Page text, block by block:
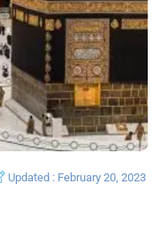
Updated : February 20, 2023